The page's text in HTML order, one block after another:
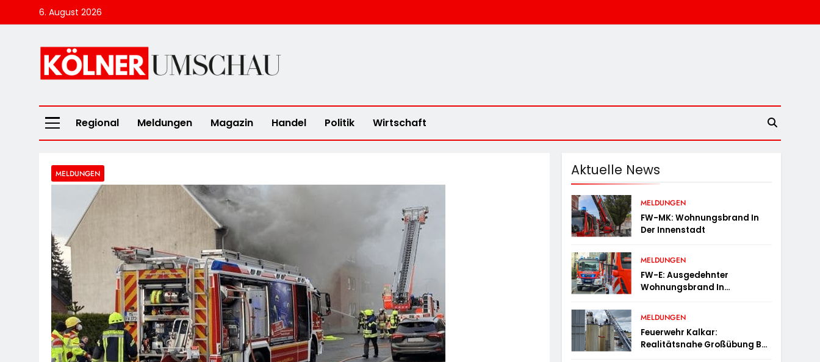
to
6. August 2026
Kölner Umschau
Regional Meldungen Magazin Handel Politik Wirtschaft
MELDUNGEN Aktuelle News
MELDUNGEN
FW-MK: Wohnungsbrand In
Der Innenstadt
MELDUNGEN
FW-E: Ausgedehnter
Wohnungsbrand In
Personen Müssen
Untergebracht Werden
MELDUNGEN
Feuerwehr Kalkar:
Realitätsnahe Großübung Bei